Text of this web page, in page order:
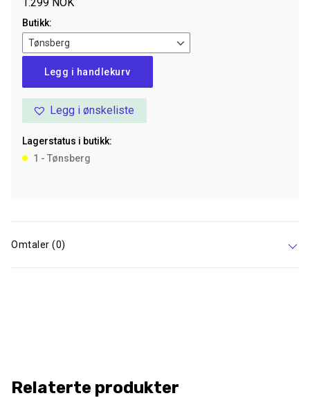
Butikk:
Mudventure
Overall
Eco
55M
antall
Legg i handlekurv
Legg i ønskeliste
Lagerstatus i butikk:
1 - Tønsberg
Omtaler (0)
Relaterte produkter